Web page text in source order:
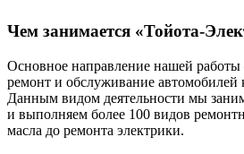
Чем занимается «Тойота-
Основное направление нашей работы
ремонт и обслуживание автомобилей
Данным видом деятельности мы
и выполняем более 100 видов
масла до ремонта электрики.